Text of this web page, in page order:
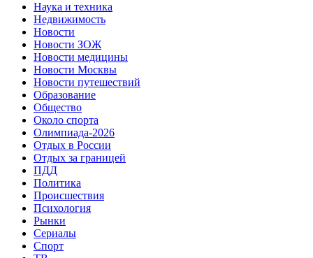
Наука и техника
Недвижимость
Новости
Новости ЗОЖ
Новости медицины
Новости Москвы
Новости путешествий
Образование
Общество
Около спорта
Олимпиада-2026
Отдых в России
Отдых за границей
ПДД
Политика
Происшествия
Психология
Рынки
Сериалы
Спорт